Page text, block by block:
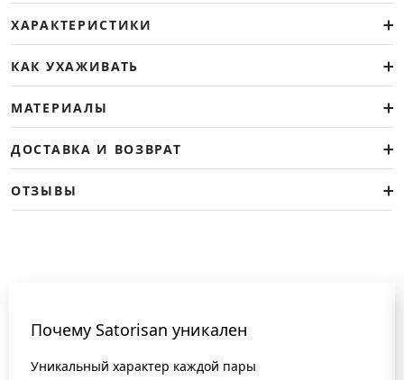
ХАРАКТЕРИСТИКИ
КАК УХАЖИВАТЬ
МАТЕРИАЛЫ
ДОСТАВКА И ВОЗВРАТ
ОТЗЫВЫ
Почему Satorisan уникален
Уникальный характер каждой пары